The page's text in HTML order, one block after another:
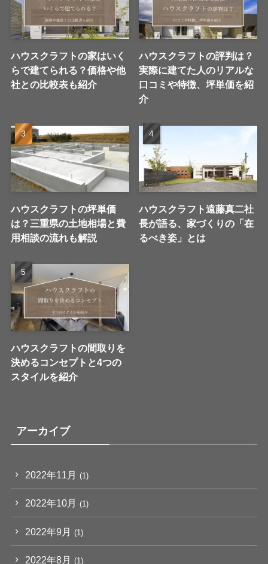
ハウスクラフトの家はいく
らで建てられる？価格や他
社との比較表も紹介
ハウスクラフトの評判は？
実際に建てた人のリアルな
口コミや特徴、坪単価を紹
介
ハウスクラフトの坪単価
は？三重県の土地相場と費
用相談の流れも解説
ハウスクラフト遠藤真二社
長が語る、家づくりの「在
るべき姿」とは
ハウスクラフトの間取りを
決めるコンセプトと4つの
スタイルを紹介
アーカイブ
2022年11月 (1)
2022年10月 (1)
2022年9月 (1)
2022年8月 (1)